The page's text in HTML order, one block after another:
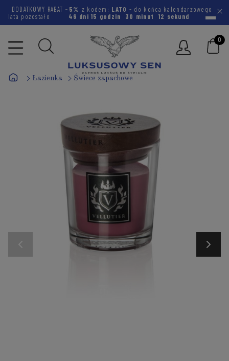
DODATKOWY RABAT -5% z kodem: LATO - do końca kalendarzowego
lata pozostało
46 dni 15 godzin 30 minut 11 sekund
Łazienka Świece zapachowe